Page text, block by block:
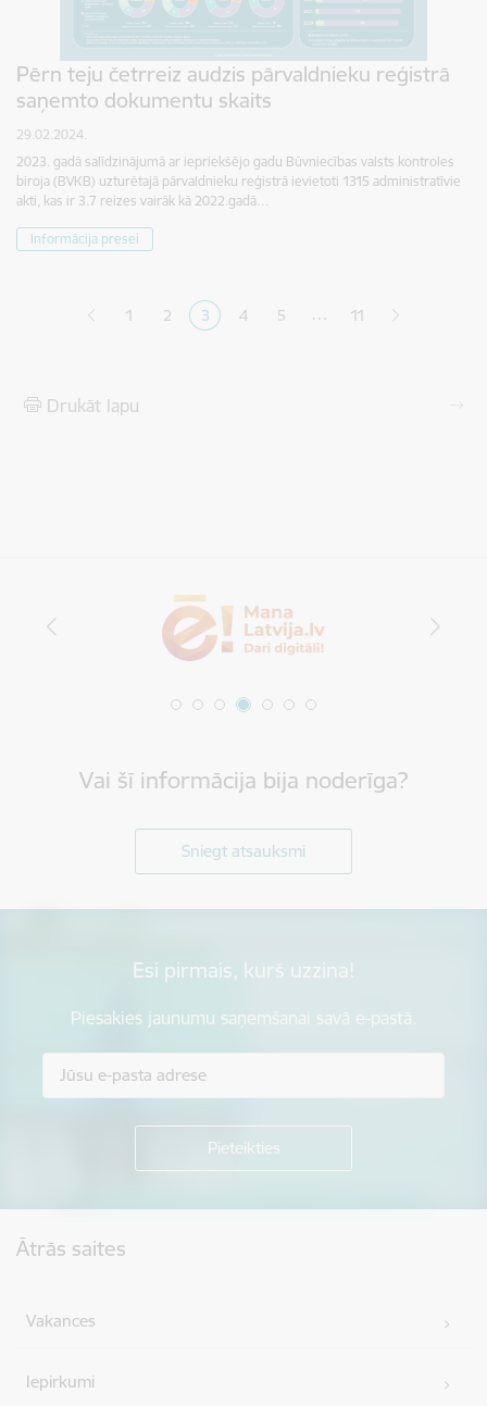
Pērn teju četrreiz audzis pārvaldnieku reģistrā
saņemto dokumentu skaits
29.02.2024.
2023. gadā salīdzinājumā ar iepriekšējo gadu Būvniecības valsts kontroles
biroja (BVKB) uzturētajā pārvaldnieku reģistrā ievietoti 1315 administratīvie
akti, kas ir 3.7 reizes vairāk kā 2022.gadā…
Informācija presei
Lapa
1 Lapa
2 Pašreizējā lapa
3 Lapa
4 Lapa
5 … 11
Drukāt lapu
Vai šī informācija bija noderīga?
Sniegt atsauksmi
Esi pirmais, kurš uzzina!
Piesakies jaunumu saņemšanai savā e-pastā.
Ātrās saites
Vakances
Iepirkumi